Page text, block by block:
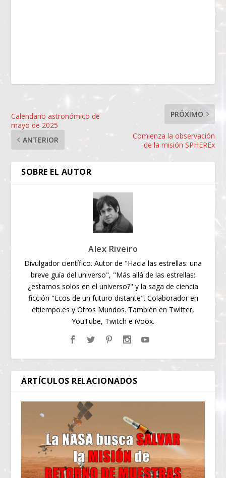
Calendario astronómico de
mayo de 2025
ANTERIOR
PRÓXIMO
Comienza la observación
de la misión SPHEREx
SOBRE EL AUTOR
Alex Riveiro
Divulgador científico. Autor de "Hacia las estrellas: una
breve guía del universo", "Más allá de las estrellas:
¿estamos solos en el universo?" y la saga de ciencia
ficción "Ecos de un futuro distante". Colaborador en
eltiempo.es y Otros Mundos. También en Twitter,
YouTube, Twitch e iVoox.
ARTÍCULOS RELACIONADOS